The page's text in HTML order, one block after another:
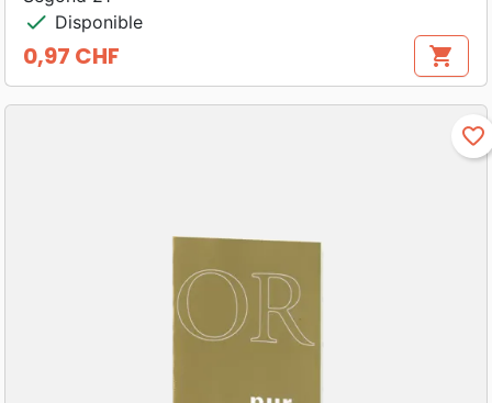
check Disponible
Prix
0,97 CHF shopping_cart
favorite_border